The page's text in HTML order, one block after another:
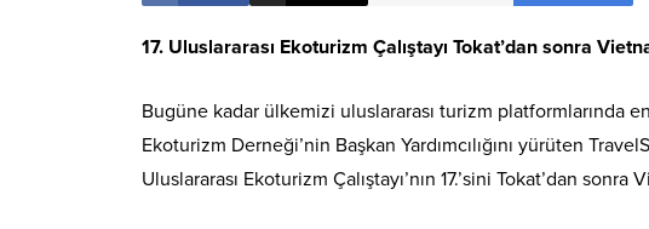
17. Uluslararası Ekoturizm Çalıştayı Tokat’dan sonra
Bugüne kadar ülkemizi uluslararası turizm platformlarında
Ekoturizm Derneği’nin Başkan Yardımcılığını yürüten
Uluslararası Ekoturizm Çalıştayı’nın 17.’sini Tokat’dan